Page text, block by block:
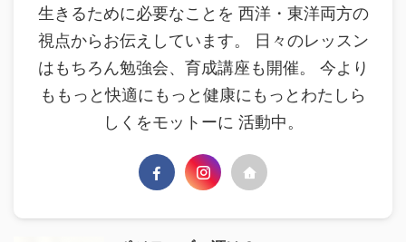
生きるために必要なことを 西洋・東洋両方の
視点からお伝えしています。 日々のレッスン
はもちろん勉強会、育成講座も開催。 今より
ももっと快適にもっと健康にもっとわたしら
しくをモットーに 活動中。